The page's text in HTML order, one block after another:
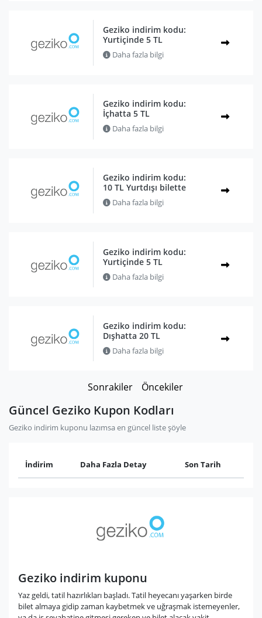
Geziko indirim kodu:
Yurtiçinde 5 TL
Daha fazla bilgi
Geziko indirim kodu:
İçhatta 5 TL
Daha fazla bilgi
Geziko indirim kodu:
10 TL Yurtdışı bilette
Daha fazla bilgi
Geziko indirim kodu:
Yurtiçinde 5 TL
Daha fazla bilgi
Geziko indirim kodu:
Dışhatta 20 TL
Daha fazla bilgi
Sonrakiler Öncekiler
Güncel Geziko Kupon Kodları
Geziko indirim kuponu lazımsa en güncel liste şöyle
İndirim Daha Fazla Detay Son Tarih
Geziko indirim kuponu
Yaz geldi, tatil hazırlıkları başladı. Tatil heyecanı yaşarken birde
bilet almaya gidip zaman kaybetmek ve uğraşmak istemeyenler,